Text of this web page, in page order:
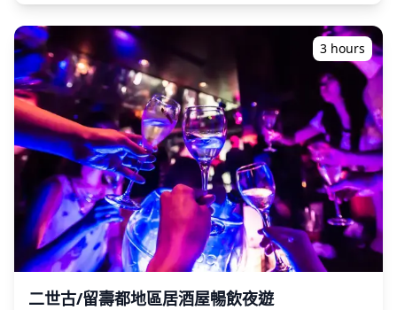
d21df091db24.jpg?w=1200&h=800&fit=crop&q=80) ![]
(https://assets.hldycdn.com/d4df9c69-10c0-4afc-930e-
e97301c8dbd5.jpg?w=1200&h=800&fit=crop&q=80)
地區） ・小團體旅遊確保親密而真實的體驗 ・品嚐室蘭燒
鳥、洞爺和牛和登別的當地B級美食 ・從導遊那裡了解當地文
化和餐飲禮儀 ・體驗當地人喜愛的溫馨夜生活氛圍 ◆費用包
含 ・在3個場地各享用2杯飲品（總共6杯飲品） ・晚餐：包括
海鮮在內的當地菜餚 ・與當地導遊一起參觀3個地點——從美
食攤位、居酒屋或酒吧中選擇 ◆費用不包含 ・飯店接送 ・小
費 ・交通費用 ・旅遊費用中未包含的額外飲料或餐點 ・個人
開支或購物 ◆其他資訊 ・本次旅行的最多參與人數為8人。 ・
兒童必須由成人陪同。 ・僅向20歲及以上的參與者提供酒精飲
料（日本的法定飲酒年齡）。 ・請注意，餐點是在與Holiday
Travel分開的廚房準備的，因此我們無法保證無過敏餐點或滿
足飲食限制。 ◆室蘭、洞爺和登別地區 – 美食與夜生活 室蘭
以其特色菜餚而聞名，例如室蘭燒鳥（烤豬肉串）和咖哩拉
麵，在東室蘭站周圍聚集了許多居酒屋和小吃店。 洞爺提供和
牛、新鮮蔬菜和海鮮，在溫泉小鎮遍布著小型居酒屋和酒吧。
登別以其溫泉氛圍而聞名，您可以在舒適的居酒屋和小吃店度
過夜晚，同時享受乳製品和獨特的當地B級美食。
3 hours
二世古/留壽都地區居酒屋暢飲夜遊